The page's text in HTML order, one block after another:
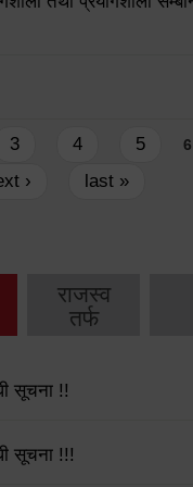
3 4 5 6
› last »
राजस्व
तर्फ
सूचना !!
सूचना !!!